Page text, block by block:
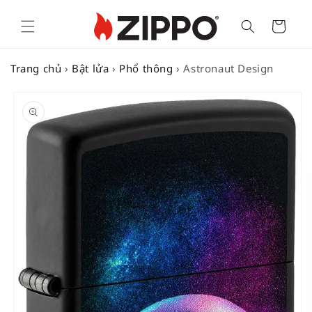
Cart
Trang chủ › Bật lửa › Phổ thông ›Astronaut Design
PRODUCT
INFORMATION